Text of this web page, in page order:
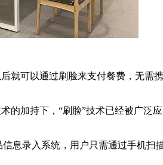
可以通过刷脸来支付餐费，无需
加持下，“刷脸”技术已经被广泛
息录入系统，用户只需通过手机扫